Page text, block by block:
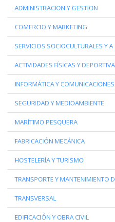
ADMINISTRACION Y GESTION
COMERCIO Y MARKETING
SERVICIOS SOCIOCULTURALES Y
ACTIVIDADES FÍSICAS Y
INFORMÁTICA Y COMUNICACIONES
SEGURIDAD Y MEDIOAMBIENTE
MARÍTIMO PESQUERA
FABRICACIÓN MECÁNICA
HOSTELERÍA Y TURISMO
TRANSPORTE Y MANTENIMIENTO
TRANSVERSAL
EDIFICACIÓN Y OBRA CIVIL